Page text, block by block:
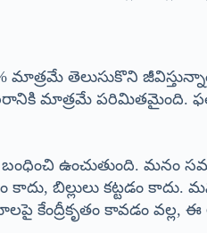
తెలుసుకొని
మాత్రమే పరిమితమైంది.
ఉంచుతుంది. మనం
కట్టడం కాదు.
కావడం వల్ల, ఈ